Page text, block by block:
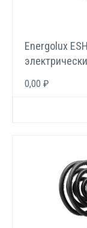
Energolux
0,00 ₽